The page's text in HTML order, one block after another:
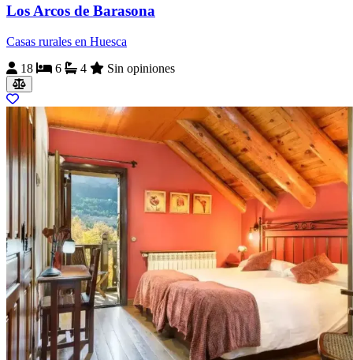
Los Arcos de Barasona
Casas rurales en Huesca
18
6 4 Sin opiniones